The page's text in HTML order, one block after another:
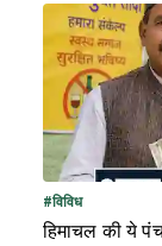
#विविध
हिमाचल की ये